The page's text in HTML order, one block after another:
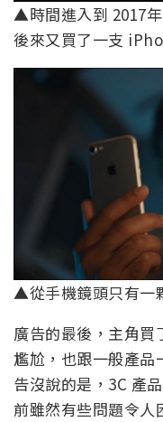
▲時間進入到 2017
後來又買了一支
▲從手機鏡頭只有一
廣告的最後，主角買
尷尬，也跟一般產
告沒說的是，3C 產
前雖然有些問題令人